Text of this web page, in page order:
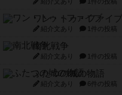
ワン・トゥ・ファイブ
紹介文あり 1件の投稿
南北戦争
紹介文あり 1件の投稿
ふたつの城の物語
紹介文あり 6件の投稿